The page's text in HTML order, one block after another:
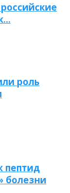
роль
пептид
болезни